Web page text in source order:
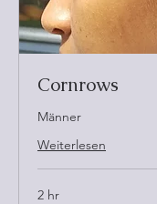
Cornrows
Männer
Weiterlesen
2 hr